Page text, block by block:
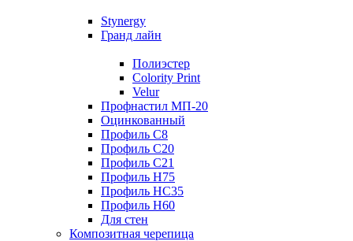
Stynergy
Гранд лайн
Полиэстер
Colority Print
Velur
Профнастил МП-20
Оцинкованный
Профиль С8
Профиль С20
Профиль С21
Профиль Н75
Профиль НС35
Профиль Н60
Для стен
Композитная черепица